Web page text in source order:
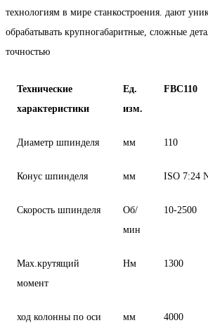
технологиям в мире станкостроения. дают
обрабатывать крупногабаритные, сложные
точностью
Технические
характеристики
Ед.
изм.
FBC110
Диаметр шпинделя мм 110
Конус шпинделя мм ISO 7:24
Скорость шпинделя
Об/
мин
10-2500
Мах.крутящий
момент
Нм 1300
ход колонны по оси
мм 4000